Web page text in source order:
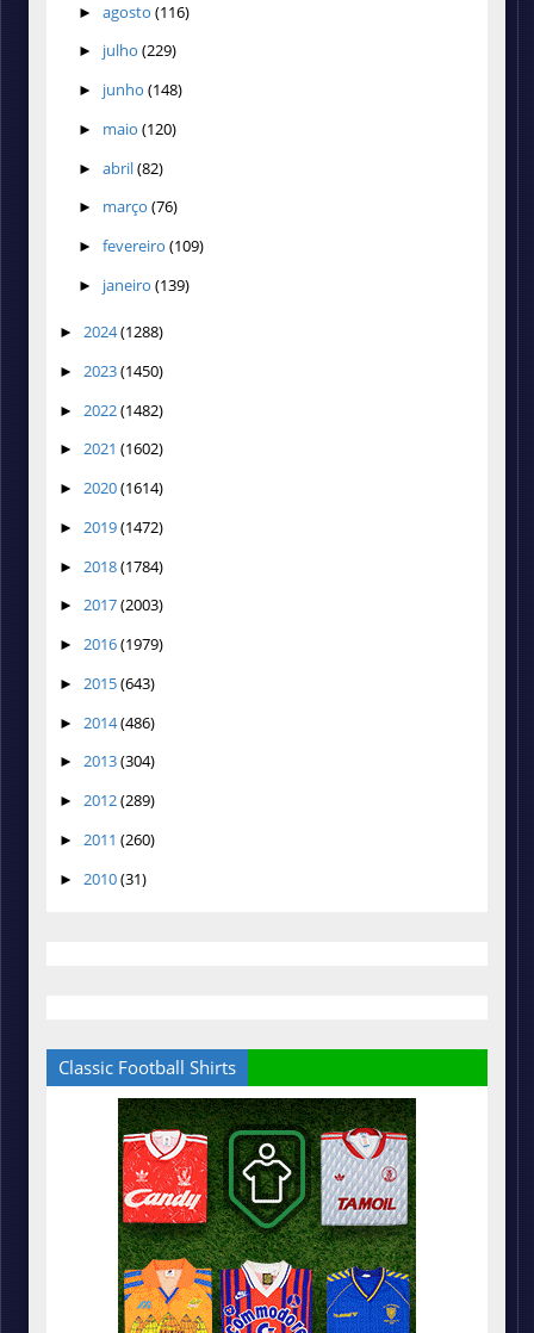
► agosto (116)
► julho (229)
► junho (148)
► maio (120)
► abril(82)
► março (76)
► fevereiro (109)
► janeiro (139)
► 2024(1288)
► 2023(1450)
► 2022(1482)
► 2021 (1602)
► 2020(1614)
► 2019(1472)
► 2018(1784)
► 2017(2003)
► 2016(1979)
► 2015(643)
► 2014(486)
► 2013(304)
► 2012(289)
► 2011 (260)
► 2010(31)
Classic Football Shirts